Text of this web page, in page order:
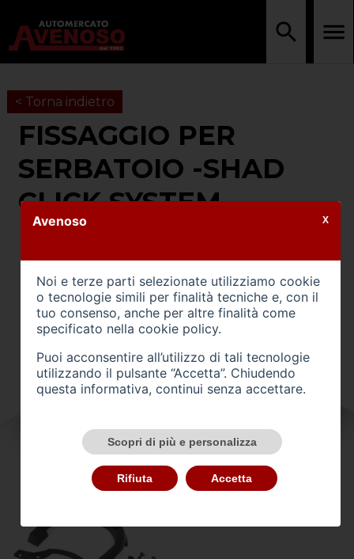
< Torna indietro
FISSAGGIO PER
SERBATOIO -SHAD
CLICK SYSTEM
Avenoso
Noi e terze parti selezionate utilizziamo cookie
o tecnologie simili per finalità tecniche e, con il
tuo consenso, anche per altre finalità come
specificato nella cookie policy.
Puoi acconsentire all’utilizzo di tali tecnologie
utilizzando il pulsante “Accetta”. Chiudendo
questa informativa, continui senza accettare.
Scopri di più e personalizza
Rifiuta Accetta
X